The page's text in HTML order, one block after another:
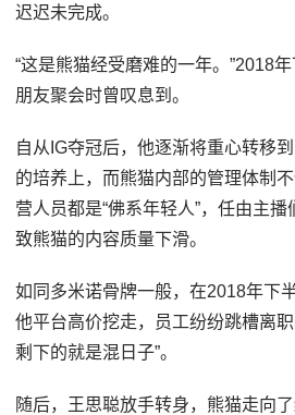
迟迟未完成。
“这是熊猫经受磨难的一年。”2018
朋友聚会时曾叹息到。
自从IG夺冠后，他逐渐将重心转移
的培养上，而熊猫内部的管理体制
营人员都是“佛系年轻人”，任由主播
致熊猫的内容质量下滑。
如同多米诺骨牌一般，在2018年下
他平台高价挖走，员工纷纷跳槽离职
剩下的就是混日子”。
随后，王思聪放手转身，熊猫走向了